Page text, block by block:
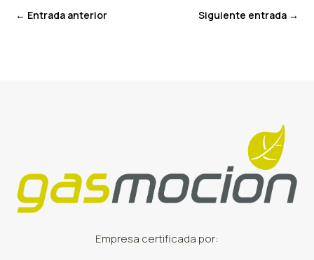
← Entrada anterior Siguiente entrada→
Empresa certificada por: